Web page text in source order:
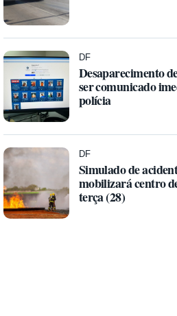
DF
Desaparecimento
ser comunicado
polícia
DF
Simulado de
mobilizará centro
terça (28)